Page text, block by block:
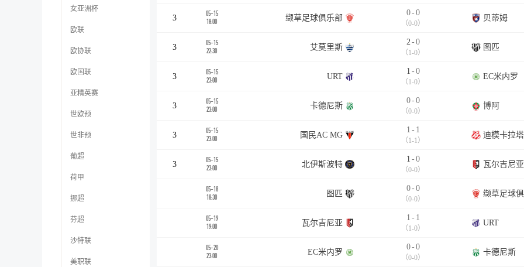
女亚洲杯
欧联
欧协联
欧国联
亚精英赛
世欧预
世非预
葡超
荷甲
挪超
芬超
沙特联
美职联
3
05-15
18:00
缬草足球俱乐部
0- 0
（0-0）
贝蒂姆
3
05-15
22:30
艾莫里斯
2 - 0
（1-0）
图匹
3
05-15
23:00
URT
1 - 0
（1-0）
EC米内罗
3
05-15
23:00
卡德尼斯
0- 0
（0-0）
博阿
3
05-15
23:00
国民AC MG
1 - 1
（1-1）
迪模卡拉
3
05-15
23:00
北伊斯波特
1 - 0
（0-0）
瓦尔吉尼亚
05-18
18:30
图匹
0- 0
（0-0）
缬草足球
05-19
19:00
瓦尔吉尼亚
1 - 1
（1-0）
URT
05-20
23:00
EC米内罗
0- 0
（0-0）
卡德尼斯